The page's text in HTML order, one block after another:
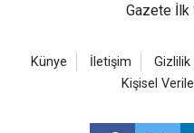
Gazete
Künye İletişim Gizlilik
Kişisel